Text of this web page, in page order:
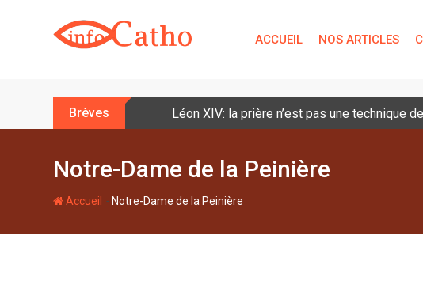
t
ACCUEIL NOS ARTICLES
Brèves Léon XIV: la prière n’est pas une technique
Notre-Dame de la Peinière
Accueil - Notre-Dame de la Peinière